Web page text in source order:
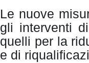
Le nuove
gli interventi
quelli per la
e di